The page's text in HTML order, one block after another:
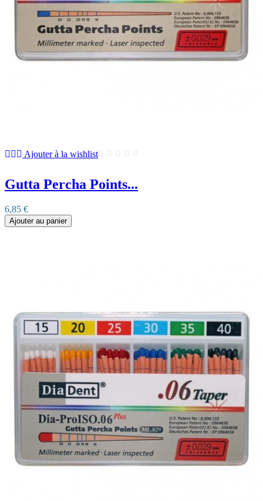
Ajouter à la wishlist
Gutta Percha Points...
6,85 €
Ajouter au panier